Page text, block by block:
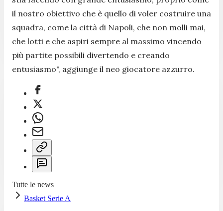
il nostro obiettivo che è quello di voler costruire una
squadra, come la città di Napoli, che non molli mai,
che lotti e che aspiri sempre al massimo vincendo
più partite possibili divertendo e creando
entusiasmo", aggiunge il neo giocatore azzurro.
Tutte le news
Basket Serie A